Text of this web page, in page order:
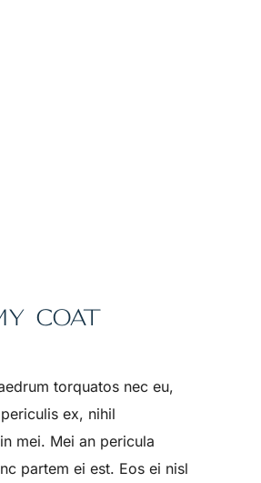
COAT
torquatos nec eu,
ex, nihil
mei. Mei an pericula
partem ei est. Eos ei nisl